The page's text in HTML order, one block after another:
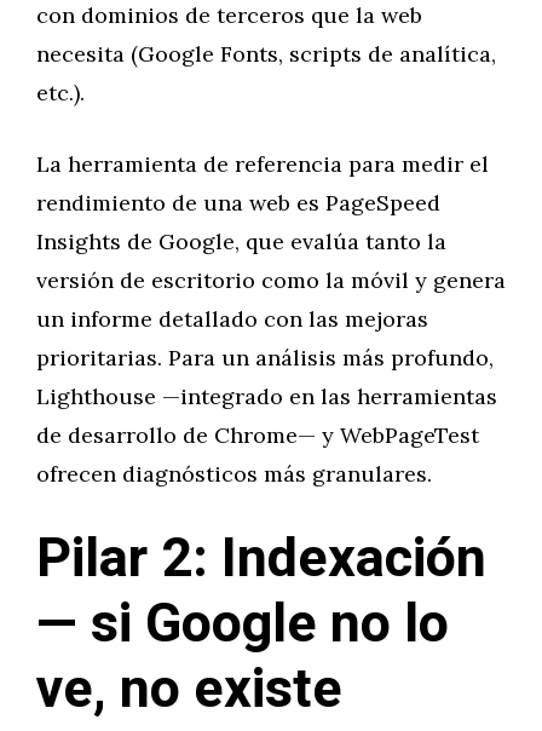
con dominios de terceros que la web
necesita (Google Fonts, scripts de analítica,
etc.).
La herramienta de referencia para medir el
rendimiento de una web es PageSpeed
Insights de Google, que evalúa tanto la
versión de escritorio como la móvil y genera
un informe detallado con las mejoras
prioritarias. Para un análisis más profundo,
Lighthouse —integrado en las herramientas
de desarrollo de Chrome— y WebPageTest
ofrecen diagnósticos más granulares.
Pilar 2: Indexación
— si Google no lo
ve, no existe